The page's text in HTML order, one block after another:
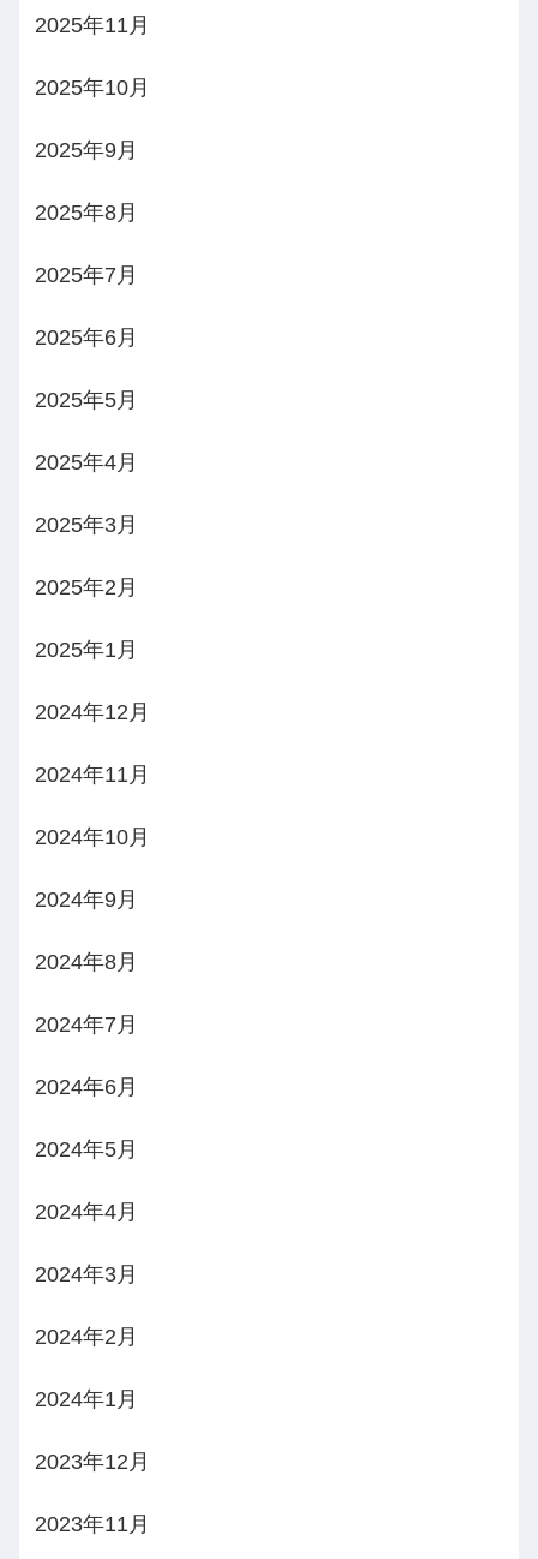
2025年11月
2025年10月
2025年9月
2025年8月
2025年7月
2025年6月
2025年5月
2025年4月
2025年3月
2025年2月
2025年1月
2024年12月
2024年11月
2024年10月
2024年9月
2024年8月
2024年7月
2024年6月
2024年5月
2024年4月
2024年3月
2024年2月
2024年1月
2023年12月
2023年11月